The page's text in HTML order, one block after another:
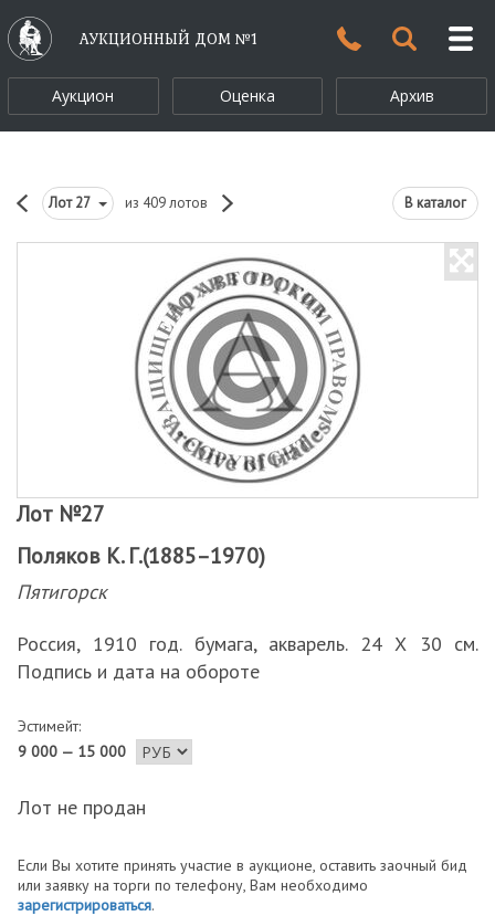
АУКЦИОННЫЙ ДОМ №1
Аукцион Оценка Архив
Лот27 из 409 лотов В каталог
Лот №27
Поляков К. Г.(1885–1970)
Пятигорск
Россия, 1910 год. бумага, акварель. 24 Х 30 см.
Подпись и дата на обороте
Эстимейт:
9 000 — 15 000
Лот не продан
Если Вы хотите принять участие в аукционе, оставить заочный бид
или заявку на торги по телефону, Вам необходимо
зарегистрироваться.